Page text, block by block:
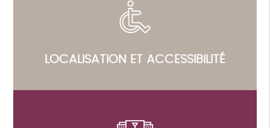
LOCALISATION ET ACCESSIBILITÉ